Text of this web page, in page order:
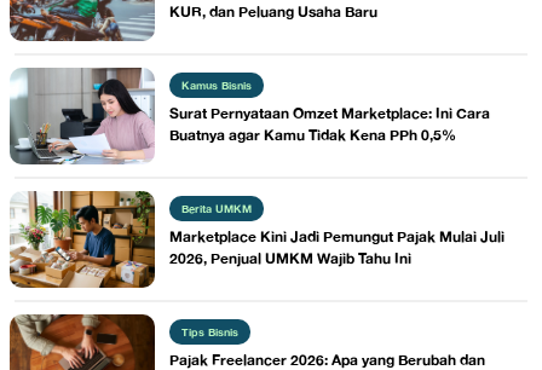
KUR, dan Peluang Usaha Baru
Kamus Bisnis
Surat Pernyataan Omzet Marketplace: Ini Cara
Buatnya agar Kamu Tidak Kena PPh 0,5%
Berita UMKM
Marketplace Kini Jadi Pemungut Pajak Mulai Juli
2026, Penjual UMKM Wajib Tahu Ini
Tips Bisnis
Pajak Freelancer 2026: Apa yang Berubah dan